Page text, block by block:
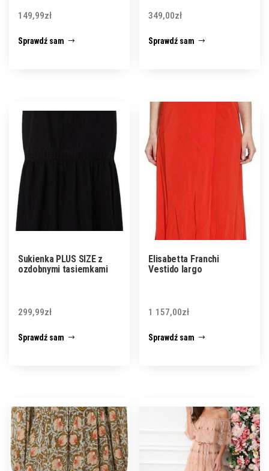
149,99zł
Sprawdź sam
349,00zł
Sprawdź sam
Sukienka PLUS SIZE z
ozdobnymi tasiemkami
299,99zł
Sprawdź sam
Elisabetta Franchi
Vestido largo
1 157,00zł
Sprawdź sam